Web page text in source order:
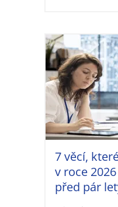
7 věcí,
v roce
před pár